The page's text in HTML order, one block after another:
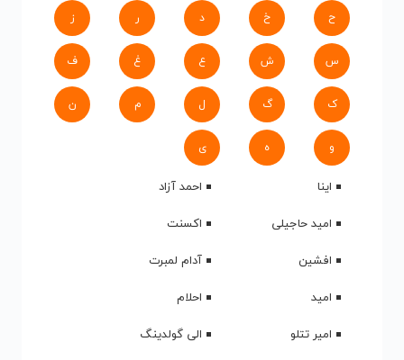
ح خ د ر ز
س ش ع غ ف
ک گ ل م ن
و ه ی
اینا
احمد آزاد
امید حاجیلی
اکسنت
افشین
آدام لمبرت
امید
احلام
امیر تتلو
الی گولدینگ